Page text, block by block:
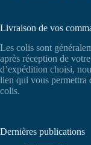
Livraison de vos
Les colis sont
après réception de
d’expédition choisi,
lien qui vous permettra
colis.
Dernières publications